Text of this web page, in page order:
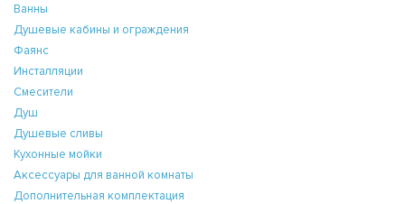
Ванны
Душевые кабины и ограждения
Фаянс
Инсталляции
Смесители
Душ
Душевые сливы
Кухонные мойки
Аксессуары для ванной комнаты
Дополнительная комплектация